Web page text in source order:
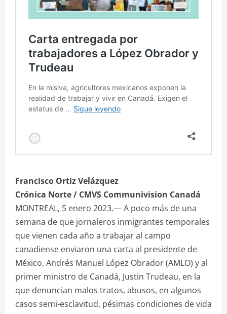
Francisco Ortiz Velázquez
Crónica Norte / CMVS Communivision Canadá
MONTREAL, 5 enero 2023.— A poco más de una
semana de que jornaleros inmigrantes temporales
que vienen cada año a trabajar al campo
canadiense enviaron una carta al presidente de
México, Andrés Manuel López Obrador (AMLO) y al
primer ministro de Canadá, Justin Trudeau, en la
que denuncian malos tratos, abusos, en algunos
casos semi-esclavitud, pésimas condiciones de vida